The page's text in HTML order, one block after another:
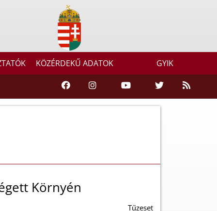
KÖZÉRDEKŰ ADATOK GYIK
Környén
Tűzeset